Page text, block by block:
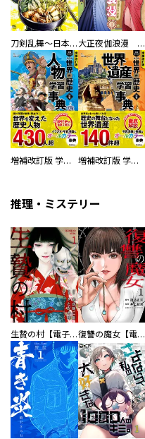
刀剣乱舞～日本号つれづれ酒～ 大正夜伽浪漫 －金曜日の花嫁—
増補改訂版 学研まんが NEW世界の歴史 別巻 人物学習事典 増補改訂版 学研まんが NEW世界の歴史 別巻 世界遺産学習事典
推理・ミステリー
生贄の村【電子単行本版】 復讐の魔女【電子単行本版】